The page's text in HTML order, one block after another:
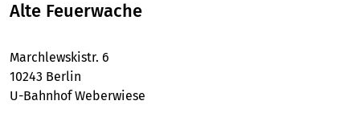
Alte Feuerwache
Marchlewskistr. 6
10243 Berlin
U-Bahnhof Weberwiese